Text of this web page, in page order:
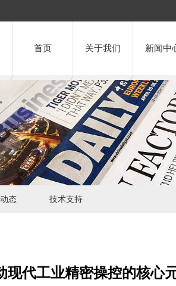
首页 关于我们 新闻中
态 技术支持
现代工业精密操控的核心